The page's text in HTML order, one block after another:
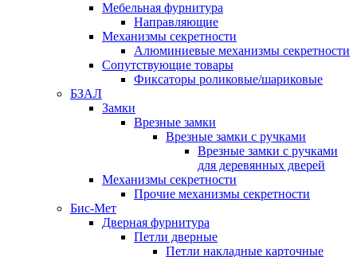
Мебельная фурнитура
Направляющие
Механизмы секретности
Алюминиевые механизмы секретности
Сопутствующие товары
Фиксаторы роликовые/шариковые
БЗАЛ
Замки
Врезные замки
Врезные замки с ручками
Врезные замки с ручками
для деревянных дверей
Механизмы секретности
Прочие механизмы секретности
Бис-Мет
Дверная фурнитура
Петли дверные
Петли накладные карточные